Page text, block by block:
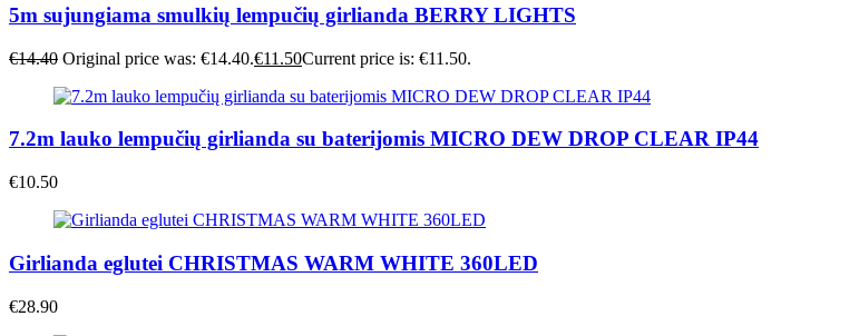
5m sujungiama smulkių lempučių girlianda BERRY LIGHTS
€14.40 Original price was: €14.40.€11.50Current price is: €11.50.
7.2m lauko lempučių girlianda su baterijomis MICRO DEW DROP CLEAR IP44
€10.50
Girlianda eglutei CHRISTMAS WARM WHITE 360LED
€28.90